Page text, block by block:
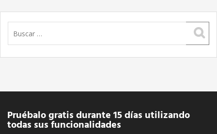
Pruébalo gratis durante 15 días utilizando
todas sus funcionalidades